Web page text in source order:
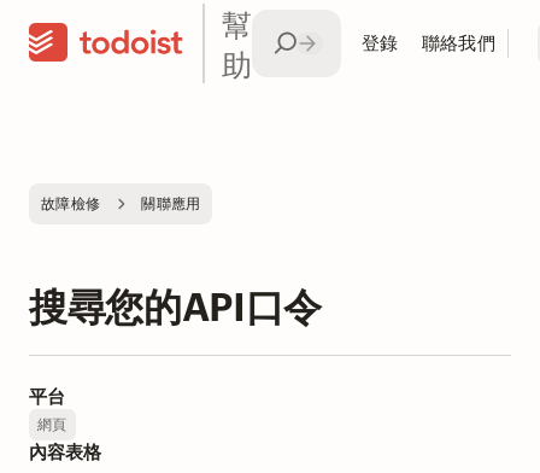
幫
助
登錄 聯絡我們
故障檢修 關聯應用
搜尋您的API口令
平台
網頁
內容表格